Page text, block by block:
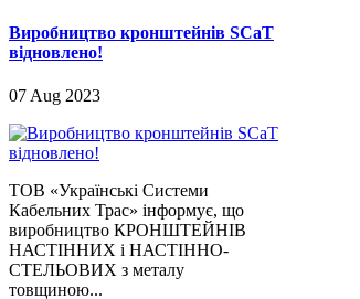
Виробництво кронштейнів SCaT
відновлено!
07 Aug 2023
ТОВ «Українські Системи
Кабельних Трас» інформує, що
виробництво КРОНШТЕЙНІВ
НАСТІННИХ і НАСТІННО-
СТЕЛЬОВИХ з металу
товщиною...